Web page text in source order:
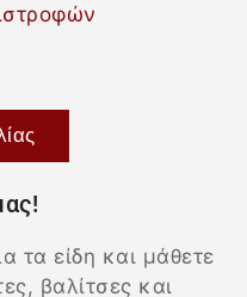
τα είδη και μάθετε
βαλίτσες και